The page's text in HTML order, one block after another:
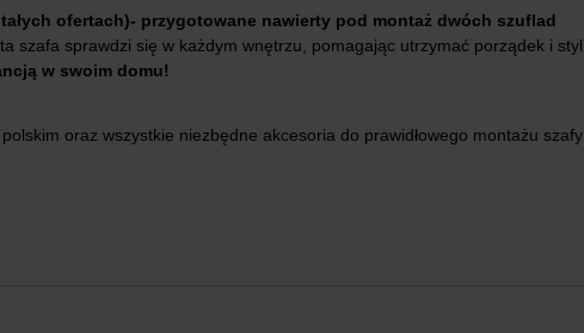
ofertach)- przygotowane nawierty pod montaż dwóch szuflad
szafa sprawdzi się w każdym wnętrzu, pomagając utrzymać porządek i styl.
w swoim domu!
oraz wszystkie niezbędne akcesoria do prawidłowego montażu szafy